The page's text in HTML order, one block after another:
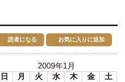
読者になる お気に入りに追加
2009年1月
日
月 火 水 木 金 土